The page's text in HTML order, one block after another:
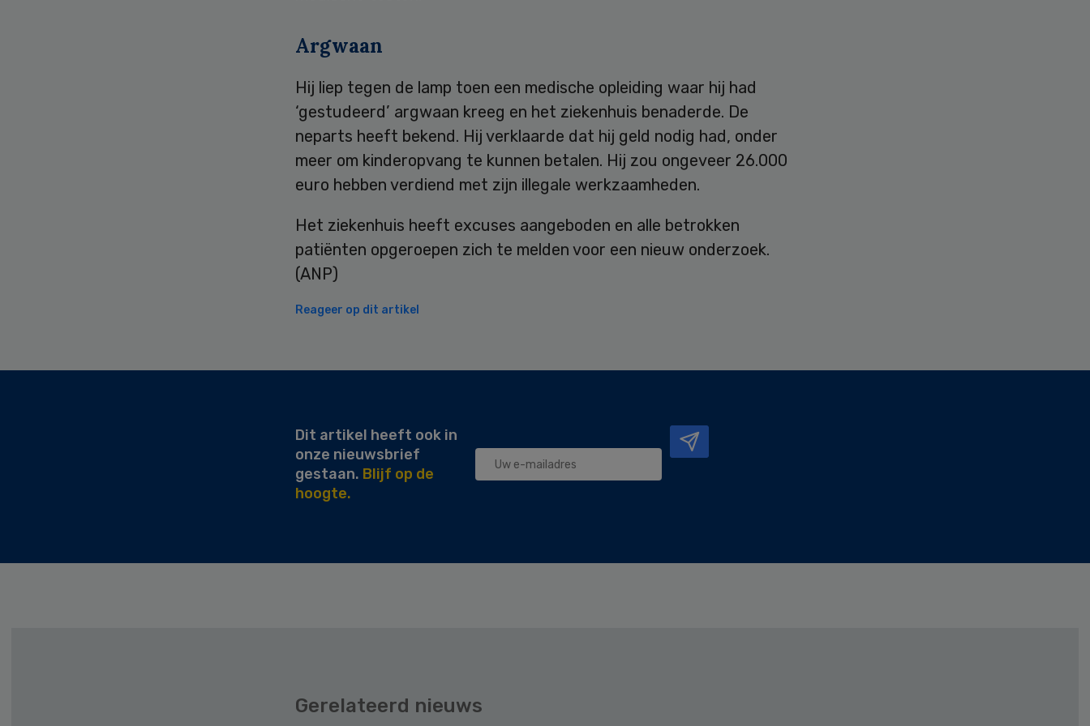
Argwaan
Hij liep tegen de lamp toen een medische opleiding waar hij had
‘gestudeerd’ argwaan kreeg en het ziekenhuis benaderde. De
neparts heeft bekend. Hij verklaarde dat hij geld nodig had, onder
meer om kinderopvang te kunnen betalen. Hij zou ongeveer 26.000
euro hebben verdiend met zijn illegale werkzaamheden.
Het ziekenhuis heeft excuses aangeboden en alle betrokken
patiënten opgeroepen zich te melden voor een nieuw onderzoek.
(ANP)
Reageer op dit artikel
Dit artikel heeft ook in
onze nieuwsbrief
gestaan. Blijf op de
hoogte.
Gerelateerd nieuws